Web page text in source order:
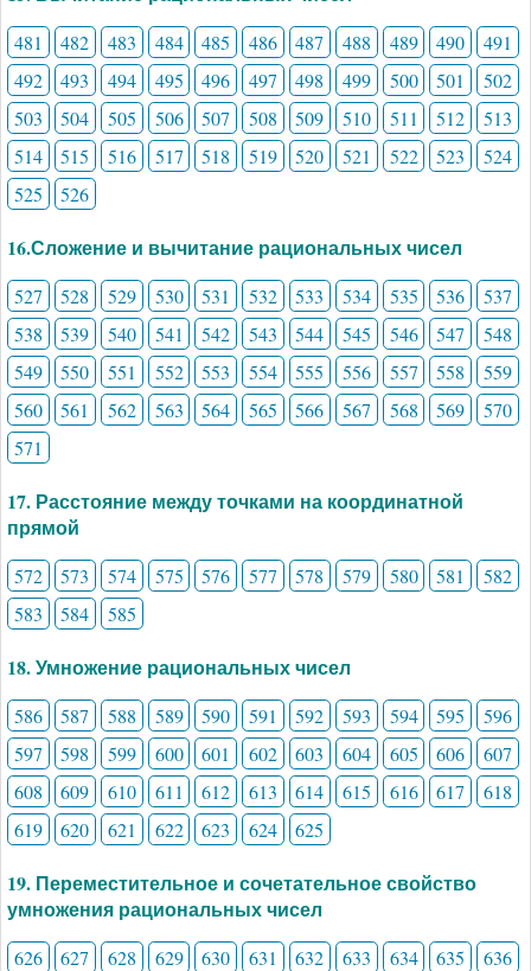
481 482 483 484 485 486 487 488 489 490
491
492
493 494 495 496 497 498 499 500 501
502
503
504 505 506 507 508 509 510 511 512
513
514
515 516 517 518 519 520 521 522 523
524
525
526
16.Сложение и вычитание рациональных чисел
527 528 529 530 531 532 533 534 535 536
537
538
539 540 541 542 543 544 545 546 547
548
549
550 551 552 553 554 555 556 557 558
559
560
561 562 563 564 565 566 567 568 569
570
571
17. Расстояние между точками на координатной
прямой
572 573 574 575 576 577 578 579 580 581
582
583
584 585
18. Умножение рациональных чисел
586 587 588 589 590 591 592 593 594 595
596
597
598 599 600 601 602 603 604 605 606
607
608
609 610 611 612 613 614 615 616 617
618
619
620 621 622 623 624 625
19. Переместительное и сочетательное свойство
умножения рациональных чисел
626 627 628 629 630 631 632 633 634 635
636